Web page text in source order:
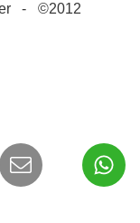
- ©2012